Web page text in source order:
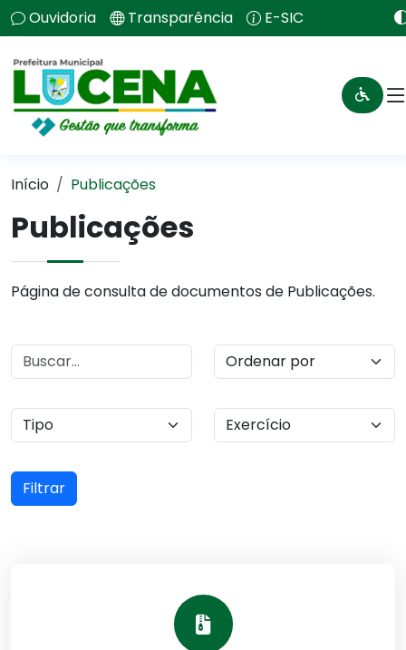
Ouvidoria Transparência E-SIC
Início Publicações
Publicações
Página de consulta de documentos de Publicações.
Filtrar